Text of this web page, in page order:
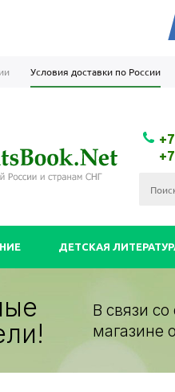
Условия доставки по России
ДЕТСКАЯ
В связи
магазине